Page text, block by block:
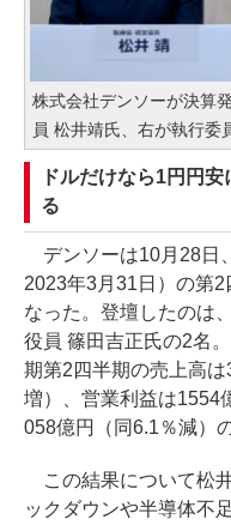
株式会社デンソーが決算
員 松井靖氏、右が執行委
ドルだけなら1円円
る
デンソーは10月28日
2023年3月31日）の第
なった。登壇したのは
役員 篠田吉正氏の2名
期第2四半期の売上高
増）、営業利益は1554
058億円（同6.1％減）
この結果について松
ックダウンや半導体不